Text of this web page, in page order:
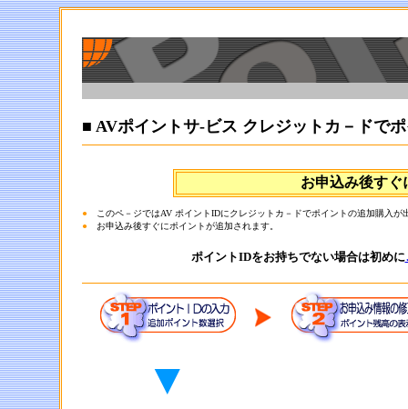
■ AVポイントサ-ビス クレジットカ－ドで
お申込み後すぐ
● このペ－ジではAV ポイントIDにクレジットカ－ドでポイントの追加購入が
● お申込み後すぐにポイントが追加されます。
ポイントIDをお持ちでない場合は初めに
▼